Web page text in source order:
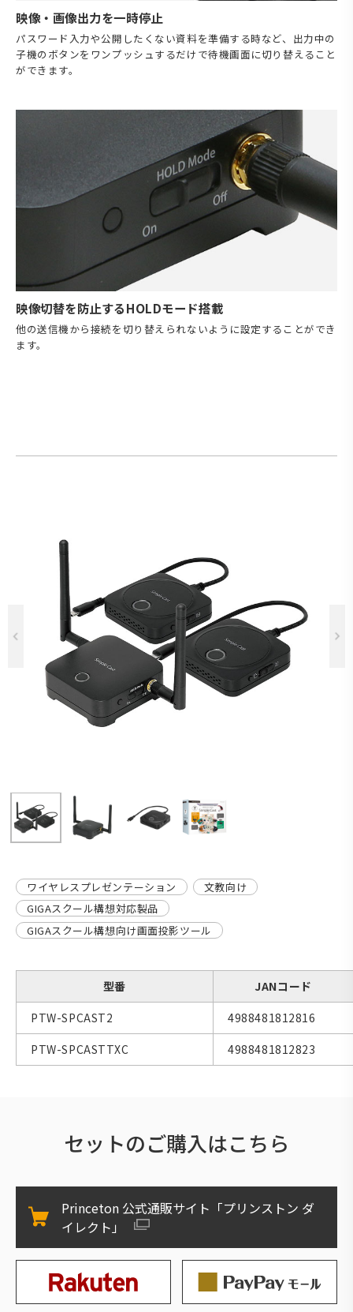
映像・画像出力を一時停止
パスワード入力や公開したくない資料を準備する時など、出力中の
子機のボタンをワンプッシュするだけで待機画面に切り替えること
ができます。
映像切替を防止するHOLDモード搭載
他の送信機から接続を切り替えられないように設定することができ
ます。
Previous
ワイヤレスプレゼンテーション
文教向け
GIGAスクール構想対応製品
GIGAスクール構想向け画面投影ツール
型番
JANコード
PTW-SPCAST2
4988481812816
PTW-SPCASTTXC
4988481812823
セットのご購入はこちら
Princeton 公式通販サイト「プリンストン ダ
イレクト」